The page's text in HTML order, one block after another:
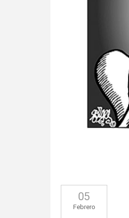
05
Febrero